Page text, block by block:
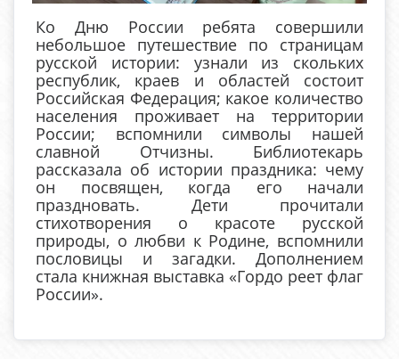
Ко Дню России ребята совершили
небольшое путешествие по страницам
русской истории: узнали из скольких
республик, краев и областей состоит
Российская Федерация; какое количество
населения проживает на территории
России; вспомнили символы нашей
славной Отчизны. Библиотекарь
рассказала об истории праздника: чему
он посвящен, когда его начали
праздновать. Дети прочитали
стихотворения о красоте русской
природы, о любви к Родине, вспомнили
пословицы и загадки. Дополнением
стала книжная выставка «Гордо реет флаг
России».